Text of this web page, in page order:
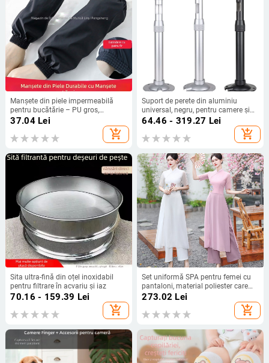
Manșete din piele impermeabilă
pentru bucătărie – PU gros,
rezistente la ulei și murdărie, pentru
gătit, spălat vase și treburi casnice
37.04Lei
add_shopping_cart
Suport de perete din aluminiu
universal, negru, pentru camere și
proiectoare, rotire la 360°, compact
64.46 - 319.27 Lei
add_shopping_cart
Sita ultra-fină din oțel inoxidabil
pentru filtrare în acvariu și iaz
70.16 - 159.39 Lei
add_shopping_cart
Set uniformă SPA pentru femei cu
pantaloni, material poliester care
absoarbe umezeala, mâneci scurte,
273.02 Lei
add_shopping_cart